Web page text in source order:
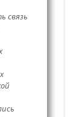
связь